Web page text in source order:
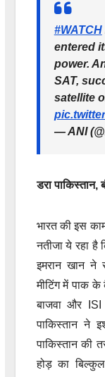
#WATCH
entered
power.
SAT,
satellite
— ANI
डरा पाकिस्तान,
भारत की इस
नतीजा ये रहा है
इमरान खान ने
मीटिंग में पाक के
बाजवा और
पाकिस्तान ने
पाकिस्तान की
होड़ का